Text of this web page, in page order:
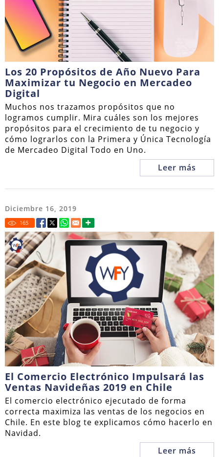
Los 20 Propósitos de Año Nuevo Para
Maximizar tu Negocio en Mercadeo
Digital
Muchos nos trazamos propósitos que no
logramos cumplir. Mira cuáles son los mejores
propósitos para el crecimiento de tu negocio y
cómo lograrlos con la Primera y Única Tecnología
de Mercadeo Digital Todo en Uno.
Leer más
Diciembre 16, 2019
165
El Comercio Electrónico Impulsará las
Ventas Navideñas 2019 en Chile
El comercio electrónico ejecutado de forma
correcta maximiza las ventas de los negocios en
Chile. En este blog te explicamos cómo hacerlo en
Navidad.
Leer más